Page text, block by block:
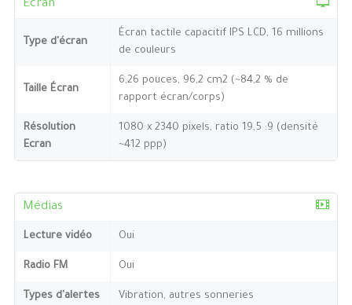
Ecran
Type d'écran
Écran tactile capacitif IPS LCD, 16 millions
de couleurs
Taille Écran
6,26 pouces, 96,2 cm2 (~84,2 % de
rapport écran/corps)
Résolution
Ecran
1080 x 2340 pixels, ratio 19,5 :9 (densité
~412 ppp)
Médias
Lecture vidéo Oui
Radio FM Oui
Types d'alertes Vibration, autres sonneries